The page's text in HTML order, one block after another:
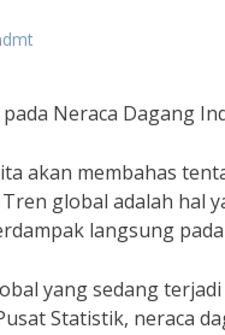
Neraca Dagang
akan membahas
global adalah
langsung
yang sedang
Statistik, neraca